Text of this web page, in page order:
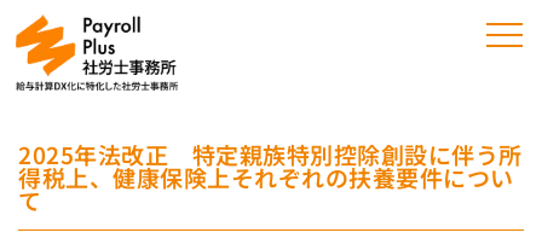
2025年法改正 特定親族特別控除創設に伴う所
得税上、健康保険上それぞれの扶養要件につい
て